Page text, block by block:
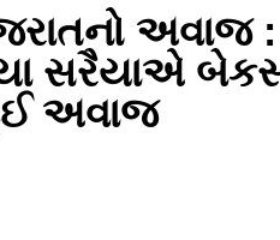
અવાજ
સરૈયાએ
અવાજ